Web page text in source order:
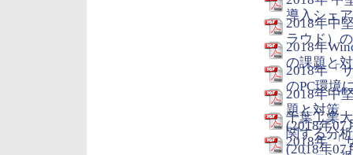
導入シェ
2018年中
ラウド）
2018年
の課題と
2018年「
のPC環境
2018年中
題と対策
(2018年07
千葉工業
関する分
(2018年07
2018年 「